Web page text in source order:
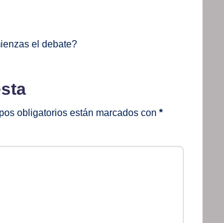
el debate?
obligatorios están marcados con *